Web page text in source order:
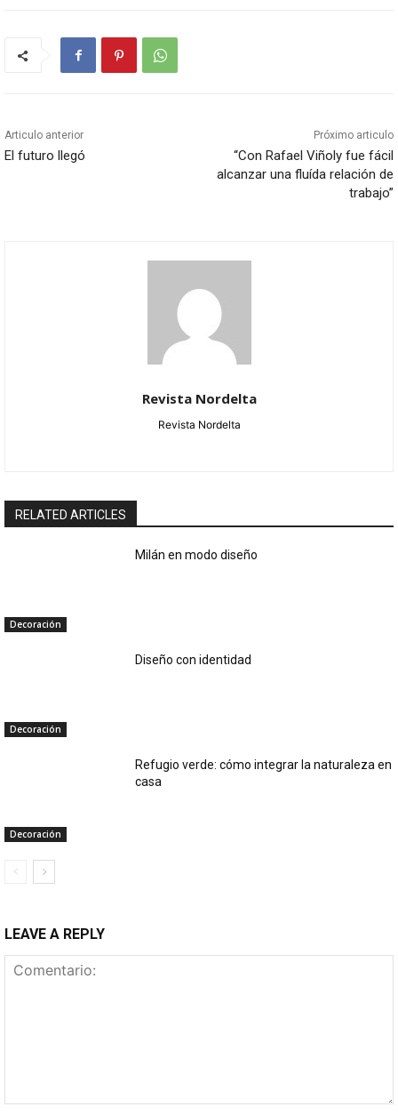
Articulo anterior
El futuro llegó
Próximo articulo
“Con Rafael Viñoly fue fácil
alcanzar una fluída relación de
trabajo”
Revista Nordelta
Revista Nordelta
RELATED ARTICLES
Decoración
Milán en modo diseño
Decoración
Diseño con identidad
Decoración
Refugio verde: cómo integrar la naturaleza en
casa
LEAVE A REPLY